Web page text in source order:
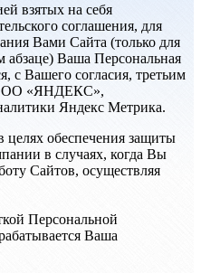
взятых на себя
соглашения, для
Вами Сайта (только для
Ваша Персональная
с Вашего согласия, третьим
ООО «ЯНДЕКС»,
Яндекс Метрика.
обеспечения защиты
в случаях, когда Вы
Сайтов, осуществляя
Персональной
Ваша